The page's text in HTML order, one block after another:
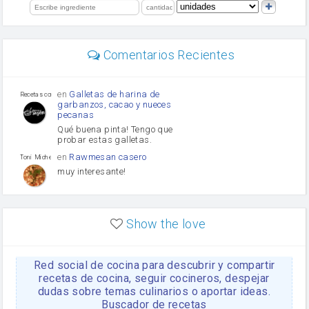
limón
Comentarios Recientes
Recetas con sazon
en Galletas de harina de
garbanzos, cacao y nueces
pecanas
Qué buena pinta! Tengo que
probar estas galletas.
Toni Michel Caubet
en Rawmesan casero
muy interesante!
enLasaña casera fácil y
HOJALDROSA TV
enGachas de la abuela
Rosa
https://youtu.be/Mz69gcVO3sI
Show the love
Red social de cocina para descubrir y compartir
recetas de cocina, seguir cocineros, despejar
dudas sobre temas culinarios o aportar ideas.
Buscador de recetas